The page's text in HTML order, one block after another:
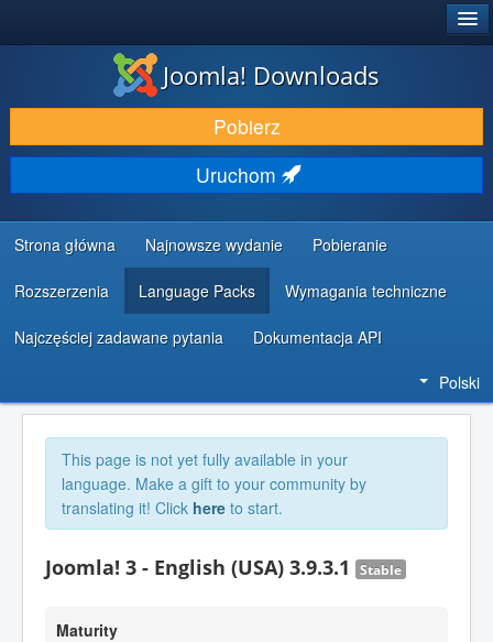
DODATKI I ROZSZERZENIA
ODKRYJ & POZNAJ
SPOŁECZNOŚĆ & WSPARCIE
ZASOBY DLA PROGRAMISTÓW
Joomla! Downloads
Pobierz
Uruchom
Strona główna Najnowsze wydanie Pobieranie
Rozszerzenia Language Packs Wymagania techniczne
Najczęściej zadawane pytania Dokumentacja API
Polski
This page is not yet fully available in your
language. Make a gift to your community by
translating it! Click here to start.
Joomla! 3 - English (USA) 3.9.3.1 Stable
Maturity